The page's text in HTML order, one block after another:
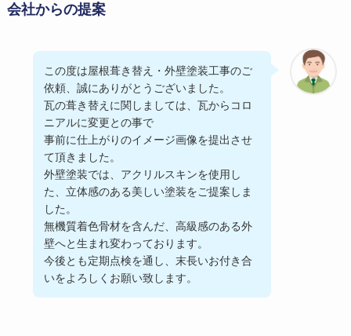
会社からの提案
この度は屋根葺き替え・外壁塗装工事のご
依頼、誠にありがとうございました。
瓦の葺き替えに関しましては、瓦からコロ
ニアルに変更との事で
事前に仕上がりのイメージ画像を提出させ
て頂きました。
外壁塗装では、アクリルスキンを使用し
た、立体感のある美しい塗装をご提案しま
した。
無機質着色骨材を含んだ、高級感のある外
壁へと生まれ変わっております。
今後とも定期点検を通し、末長いお付き合
いをよろしくお願い致します。